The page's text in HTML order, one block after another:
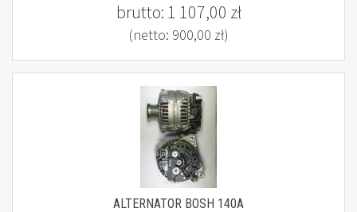
brutto: 1 107,00 zł
(netto: 900,00 zł)
ALTERNATOR BOSH 140A